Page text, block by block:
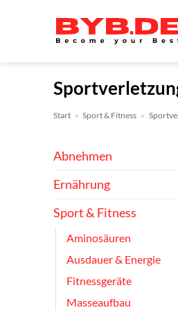
Start » Sport & Fitness »
Abnehmen
Ernährung
Sport & Fitness
Aminosäuren
Ausdauer & Energie
Fitnessgeräte
Masseaufbau